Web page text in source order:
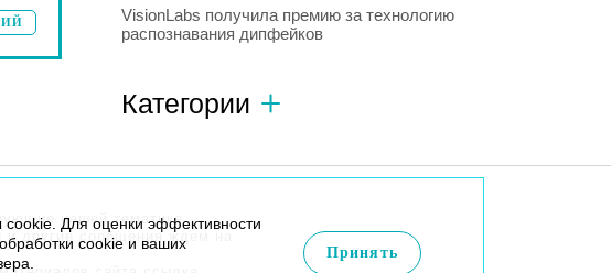
VisionLabs получила премию за технологию
распознавания дипфейков
Категории
Искусственный интеллект 728
нашей тематике
и другие сообщения ждем на
Для оценки эффективности
cookie и ваших
Принять